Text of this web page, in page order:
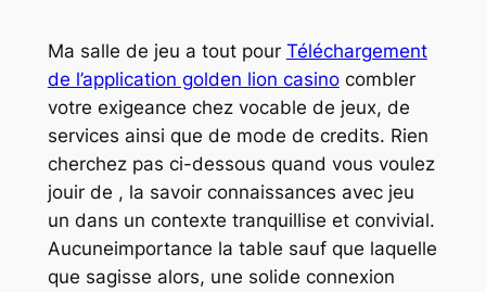
Ma salle de jeu a tout pour Téléchargement
de l’application golden lion casinocombler
votre exigeance chez vocable de jeux, de
services ainsi que de mode de credits. Rien
cherchez pas ci-dessous quand vous voulez
jouir de , la savoir connaissances avec jeu
un dans un contexte tranquillise et convivial.
Aucuneimportance la table sauf que laquelle
que sagisse alors, une solide connexion